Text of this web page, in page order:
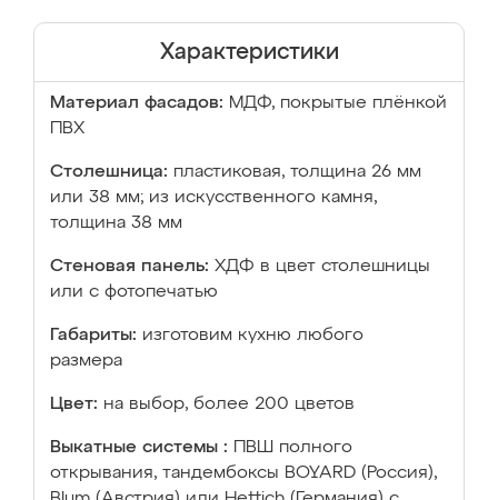
Характеристики
Материал фасадов: МДФ, покрытые плёнкой
ПВХ
Столешница: пластиковая, толщина 26 мм
или 38 мм; из искусственного камня,
толщина 38 мм
Стеновая панель: ХДФ в цвет столешницы
или с фотопечатью
Габариты: изготовим кухню любого
размера
Цвет: на выбор, более 200 цветов
Выкатные системы :
ПВШ полного
открывания, тандембоксы BOYARD (Россия),